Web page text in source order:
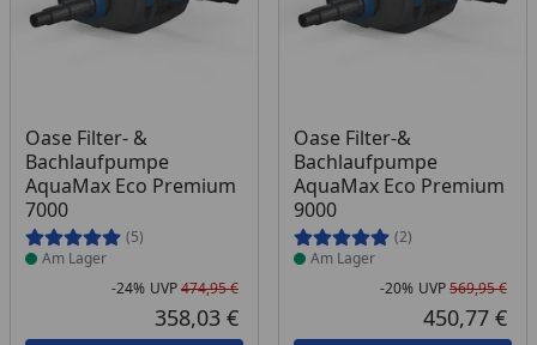
Oase Filter- &
Bachlaufpumpe
AquaMax Eco Premium
7000
(5)
Produkt am Lager
Am Lager
Rabatt in Prozent
-24%
Ursprünglicher Preis
UVP474,95 €
Aktueller Preis
358,03 €
Oase Filter-&
Bachlaufpumpe
AquaMax Eco Premium
9000
(2)
Produkt am Lager
Am Lager
-20% UVP569,95 €
450,77 €